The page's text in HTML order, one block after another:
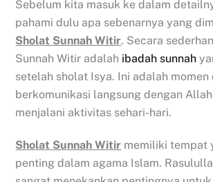
Sebelum kita masuk ke dalam
pahami dulu apa sebenarnya yang
Sholat Sunnah Witir. Secara
Sunnah Witir adalah ibadah sunnah
setelah sholat Isya. Ini adalah momen
berkomunikasi langsung dengan
menjalani aktivitas sehari-hari.
Sholat Sunnah Witir memiliki tempat
penting dalam agama Islam.